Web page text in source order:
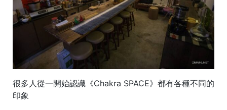
很多人從一開始認識《Chakra SPACE》都有各種不同的
印象